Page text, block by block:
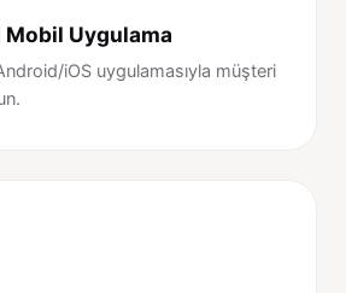
Mobil Uygulama
iOS uygulamasıyla müşteri